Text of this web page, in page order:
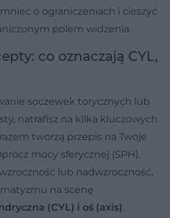
o ograniczeniach i cieszyć
polem widzenia.
co oznaczają CYL,
soczewek torycznych lub
natrafisz na kilka kluczowych
tworzą przepis na Twoje
mocy sferycznej (SPH),
lub nadwzroczność,
na scenę
(CYL) i oś (axis).